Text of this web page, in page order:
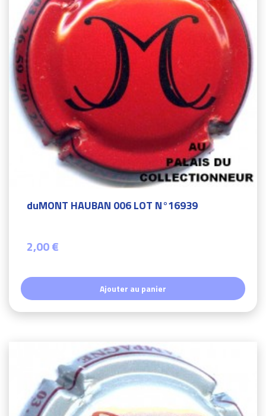
duMONT HAUBAN 006 LOT N°16939
2,00 €
Ajouter au panier